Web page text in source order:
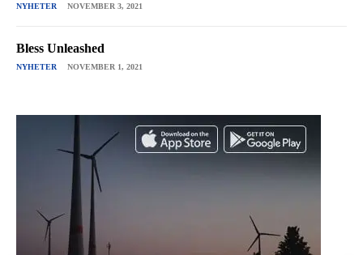
NYHETER NOVEMBER 3, 2021
Bless Unleashed
NYHETER NOVEMBER 1, 2021